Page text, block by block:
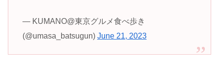
— KUMANO@東京グルメ食べ歩き
(@umasa_batsugun) June 21, 2023